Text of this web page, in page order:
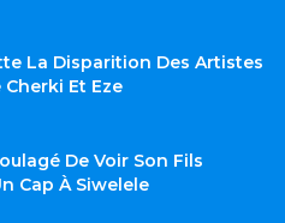
La Disparition Des Artistes
Et Eze
De Voir Son Fils
Cap À Siwelele